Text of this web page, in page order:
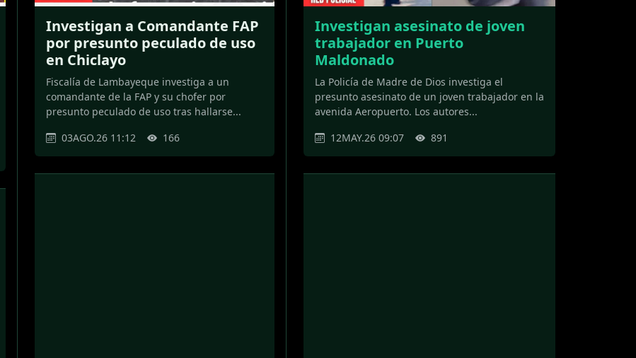
Investigan a Comandante FAP
por presunto peculado de uso
en Chiclayo
Fiscalía de Lambayeque investiga a un
comandante de la FAP y su chofer por
presunto peculado de uso tras hallarse...
03AGO.26 11:12
166
Investigan asesinato de joven
trabajador en Puerto
Maldonado
La Policía de Madre de Dios investiga el
presunto asesinato de un joven trabajador en la
avenida Aeropuerto. Los autores...
12MAY.26 09:07
891